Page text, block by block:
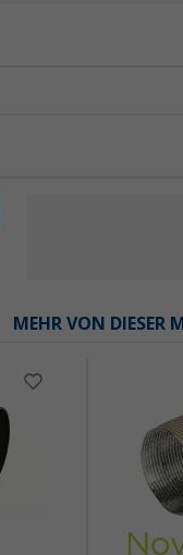
MEHR VON DIESER